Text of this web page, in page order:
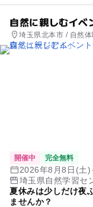
自然に親しむイ
埼玉県北本市 / 自然体
開催中 完全無料
2026年8月8日(土
埼玉県自然学習セ
夏休みは少しだけ夜
ませんか？